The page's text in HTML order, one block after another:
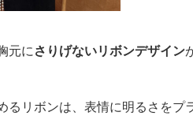
元にさりげないリボンデザイン
リボンは、表情に明るさをプ